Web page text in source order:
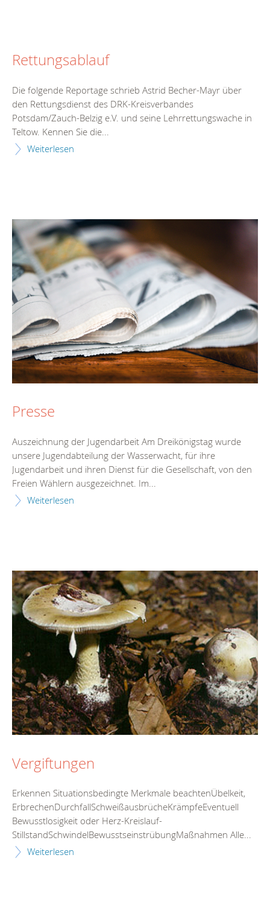
Rettungsablauf
Die folgende Reportage schrieb Astrid Becher-Mayr über
den Rettungsdienst des DRK-Kreisverbandes
Potsdam/Zauch-Belzig e.V. und seine Lehrrettungswache in
Teltow. Kennen Sie die...
Weiterlesen
Presse
Auszeichnung der Jugendarbeit Am Dreikönigstag wurde
unsere Jugendabteilung der Wasserwacht, für ihre
Jugendarbeit und ihren Dienst für die Gesellschaft, von den
Freien Wählern ausgezeichnet. Im...
Weiterlesen
Vergiftungen
Erkennen Situationsbedingte Merkmale beachtenÜbelkeit,
ErbrechenDurchfallSchweißausbrücheKrämpfeEventuell
Bewusstlosigkeit oder Herz-Kreislauf-
StillstandSchwindelBewusstseinstrübungMaßnahmen Alle...
Weiterlesen